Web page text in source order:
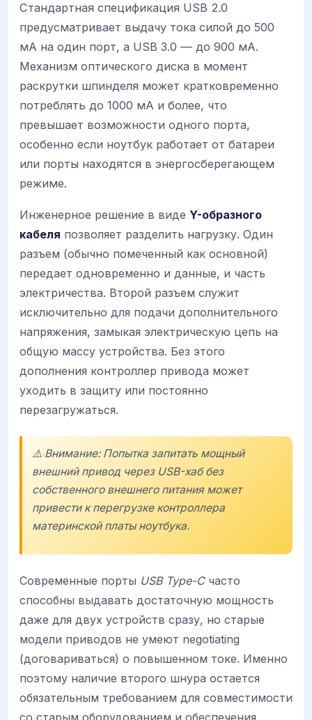
Стандартная спецификация USB 2.0
предусматривает выдачу тока силой до 500
мА на один порт, а USB 3.0 — до 900 мА.
Механизм оптического диска в момент
раскрутки шпинделя может кратковременно
потреблять до 1000 мА и более, что
превышает возможности одного порта,
особенно если ноутбук работает от батареи
или порты находятся в энергосберегающем
режиме.
Инженерное решение в виде Y-образного
кабеля позволяет разделить нагрузку. Один
разъем (обычно помеченный как основной)
передает одновременно и данные, и часть
электричества. Второй разъем служит
исключительно для подачи дополнительного
напряжения, замыкая электрическую цепь на
общую массу устройства. Без этого
дополнения контроллер привода может
уходить в защиту или постоянно
перезагружаться.
⚠️ Внимание: Попытка запитать мощный
внешний привод через USB-хаб без
собственного внешнего питания может
привести к перегрузке контроллера
материнской платы ноутбука.
Современные порты USB Type-Cчасто
способны выдавать достаточную мощность
даже для двух устройств сразу, но старые
модели приводов не умеют negotiating
(договариваться) о повышенном токе. Именно
поэтому наличие второго шнура остается
обязательным требованием для совместимости